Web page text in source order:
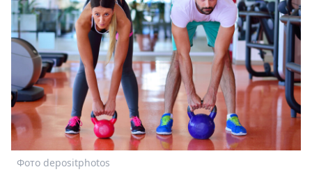
Metro
Стримы
Спецпроекты
Звезды
Выборы
2026
Скачай
Metro
Фото depositphotos